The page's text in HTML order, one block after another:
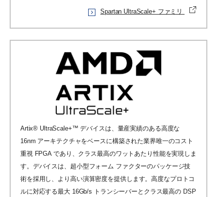
Spartan UltraScale+ ファミリ
Artix® UltraScale+™ デバイスは、量産実績のある高度な
16nm アーキテクチャをベースに構築された業界唯一のコスト
重視 FPGA であり、クラス最高のワットあたり性能を実現しま
す。デバイスは、超小型フォーム ファクターのパッケージ技
術を採用し、より高い演算密度を提供します。高度なプロトコ
ルに対応する最大 16Gb/s トランシーバーとクラス最高の DSP